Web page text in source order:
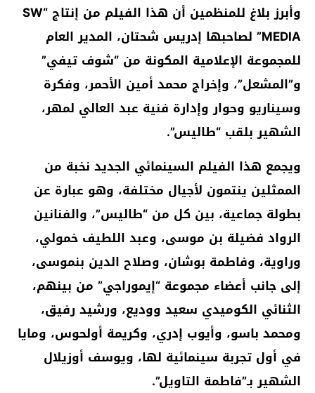
وأبرز بلاغ للمنظمين أن هذا الفيلم من إنتاج “SW
MEDIA” لصاحبها إدريس شحتان، المدير العام
للمجموعة الإعلامية المكونة من “شوف تيفي”
و”المشعل”، وإخراج محمد أمين الأحمر، وفكرة
وسيناريو وحوار وإدارة فنية عبد العالي لمهر،
الشهير بلقب “طاليس”.
ويجمع هذا الفيلم السينمائي الجديد نخبة من
الممثلين ينتمون لأجيال مختلفة، وهو عبارة عن
بطولة جماعية، بين كل من “طاليس”، والفنانين
الرواد فضيلة بن موسى، وعبد اللطيف خمولي،
وراوية، وفاطمة بوشان، وصلاح الدين بنموسى،
إلى جانب أعضاء مجموعة “إيموراجي” من بينهم،
الثنائي الكوميدي سعيد ووديع، ورشيد رفيق،
ومحمد باسو، وأيوب إدري، وكريمة أولحوس، ومايا
في أول تجربة سينمائية لها، ويوسف أوزيلال
الشهير بـ”فاطمة التاويل”.